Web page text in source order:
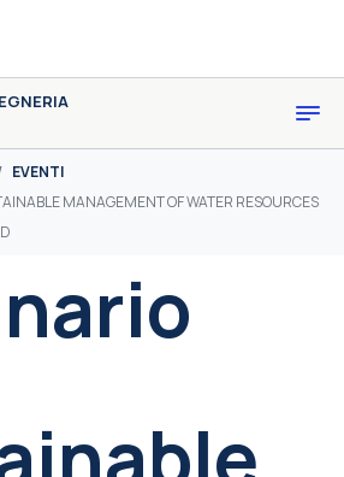
EVENTI
MANAGEMENT OF WATER RESOURCES